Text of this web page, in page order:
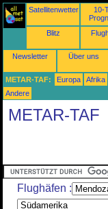
Satellitenwetter
10-
Blitz
Newsletter Über uns
METAR-TAF: Europa Afrika
Andere
METAR-TAF
Flughäfen :